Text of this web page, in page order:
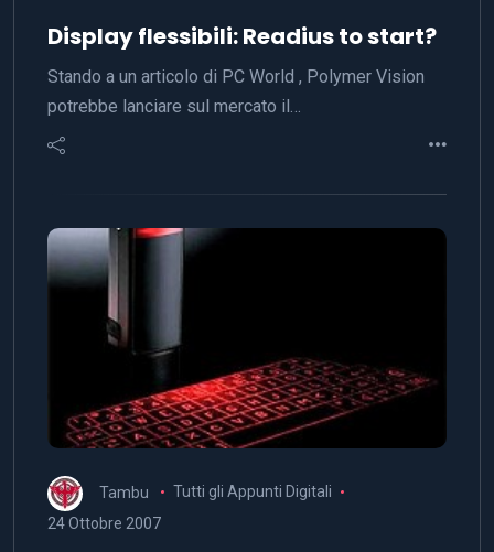
Display flessibili: Readius to start?
Stando a un articolo di PC World , Polymer Vision
potrebbe lanciare sul mercato il…
Tambu
Tutti gli Appunti Digitali
24 Ottobre 2007